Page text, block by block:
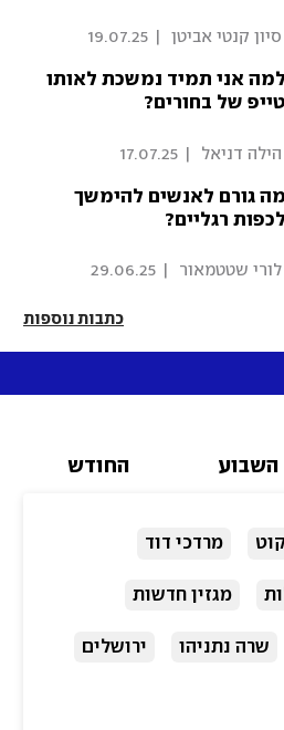
סיון קנטי אביטן 19.07.25
למה אני תמיד נמשכת לאותו
טייפ של בחורים?
הילה דניאל 17.07.25
מה גורם לאנשים להימשך
לכפות רגליים?
לורי שטטמאור 29.06.25
כתבות נוספות
השבוע החודש
מרדכי דוד
מגזין חדשות
שרה נתניהו ירושלים